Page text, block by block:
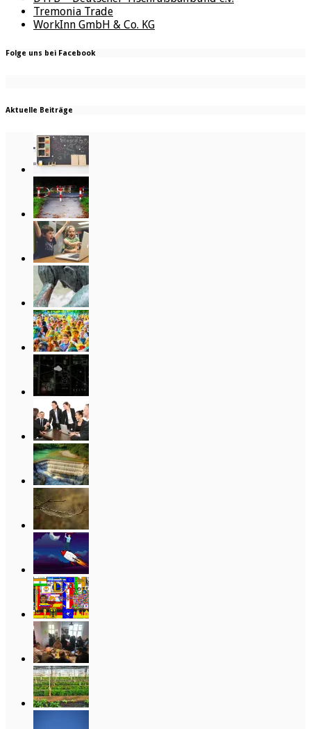
Tremonia Trade
WorkInn GmbH & Co. KG
Folge uns bei Facebook
Aktuelle Beiträge